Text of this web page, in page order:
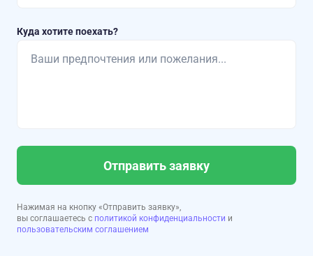
Куда хотите поехать?
Отправить заявку
Нажимая на кнопку «Отправить заявку»,
вы соглашаетесь с политикой конфиденциальности и
пользовательским соглашением